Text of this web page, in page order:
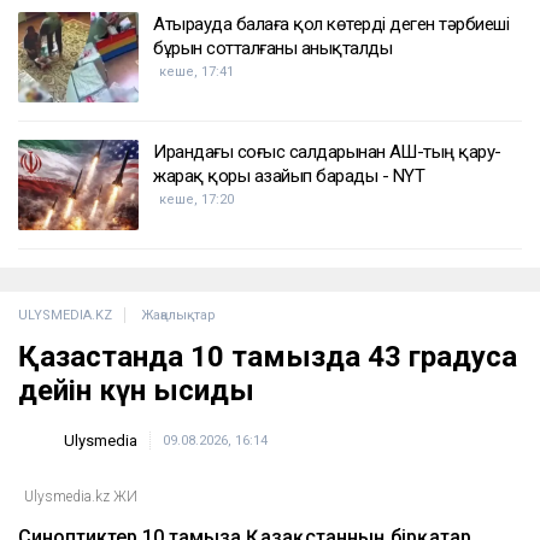
Атырауда балаға қол көтерді деген тәрбиеші
бұрын сотталғаны анықталды
кеше, 17:41
Ирандағы соғыс салдарынан АҚШ-тың қару-
жарақ қоры азайып барады - NYT
кеше, 17:20
ULYSMEDIA.KZ Жаңалықтар
Қазақстанда 10 тамызда 43 градусқа
дейін күн ысиды
Ulysmedia 09.08.2026, 16:14
Ulysmedia.kz ЖИ